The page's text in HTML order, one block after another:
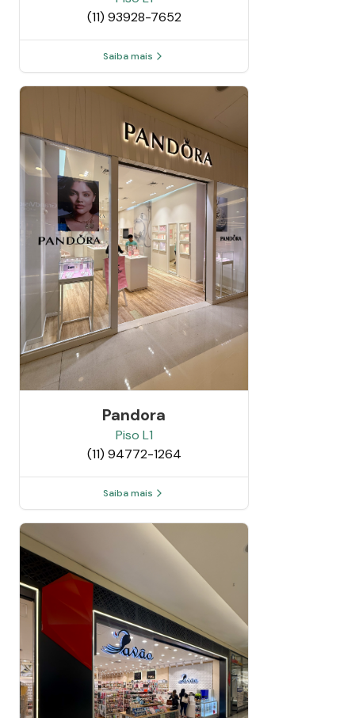
(11) 93928-7652
Saiba mais
Pandora
Piso L1
(11) 94772-1264
Saiba mais